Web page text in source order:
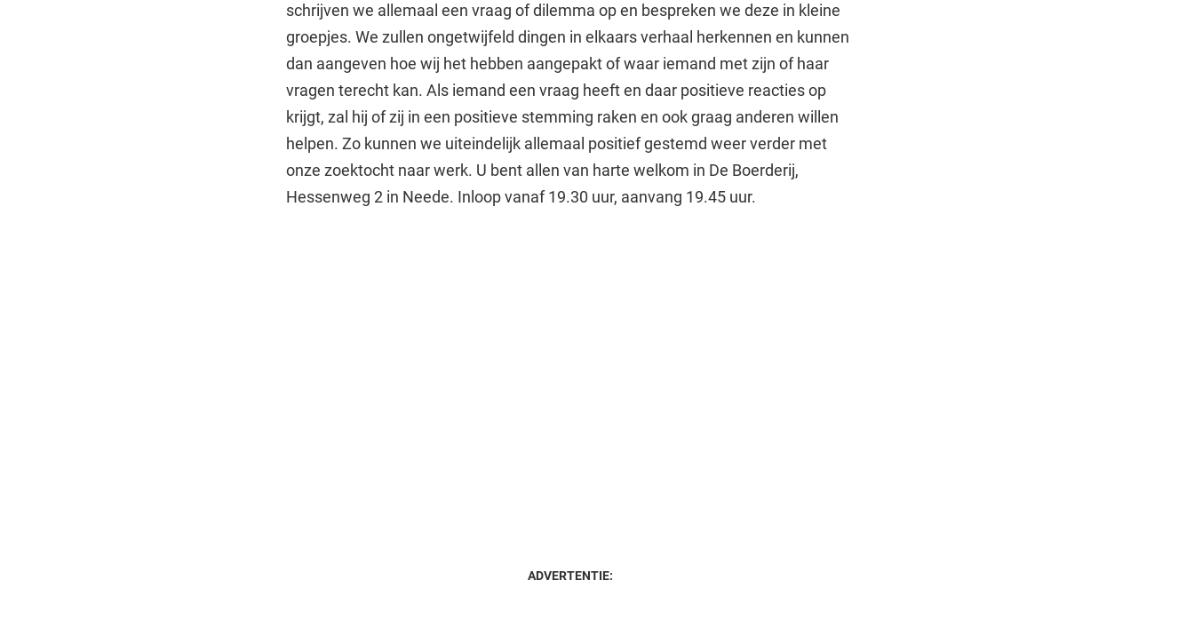
schrijven we allemaal een vraag of dilemma op en bespreken we deze in kleine
groepjes. We zullen ongetwijfeld dingen in elkaars verhaal herkennen en kunnen
dan aangeven hoe wij het hebben aangepakt of waar iemand met zijn of haar
vragen terecht kan. Als iemand een vraag heeft en daar positieve reacties op
krijgt, zal hij of zij in een positieve stemming raken en ook graag anderen willen
helpen. Zo kunnen we uiteindelijk allemaal positief gestemd weer verder met
onze zoektocht naar werk. U bent allen van harte welkom in De Boerderij,
Hessenweg 2 in Neede. Inloop vanaf 19.30 uur, aanvang 19.45 uur.
ADVERTENTIE: